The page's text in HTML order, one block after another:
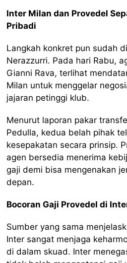
Inter Milan dan Provedel
Pribadi
Langkah konkret pun sudah
Nerazzurri. Pada hari Rabu,
Gianni Rava, terlihat
Milan untuk menggelar
jajaran petinggi klub.
Menurut laporan pakar
Pedulla, kedua belah pihak
kesepakatan secara prinsip.
agen bersedia menerima
gaji demi bisa mengenakan
depan.
Bocoran Gaji Provedel di
Sumber yang sama
Inter sangat menjaga
di dalam skuad. Inter